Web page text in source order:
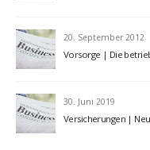
20. September 2012
Vorsorge | Die
30. Juni 2019
Versicherungen |